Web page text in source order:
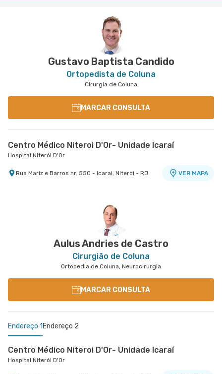
Gustavo Baptista Candido
Ortopedista de Coluna
Cirurgia de Coluna
MARCAR CONSULTA
Centro Médico Niteroi D'Or- Unidade Icaraí
Hospital Niterói D'Or
Rua Mariz e Barros nr. 550 - Icarai, Niteroi - RJ VER MAPA
Aulus Andries de Castro
Cirurgião de Coluna
Ortopedia de Coluna, Neurocirurgia
MARCAR CONSULTA
Endereço 1 Endereço 2
Centro Médico Niteroi D'Or- Unidade Icaraí
Hospital Niterói D'Or